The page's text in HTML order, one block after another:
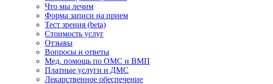
Что мы лечим
Форма записи на прием
Тест зрения (beta)
Стоимость услуг
Отзывы
Вопросы и ответы
Мед. помощь по ОМС и ВМП
Платные услуги и ДМС
Лекарственное обеспечение